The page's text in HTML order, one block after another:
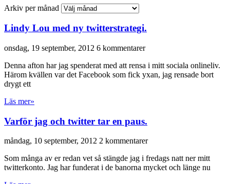
Arkiv per månad
Lindy Lou med ny twitterstrategi.
onsdag, 19 september, 2012 6 kommentarer
Denna afton har jag spenderat med att rensa i mitt sociala onlineliv.
Härom kvällen var det Facebook som fick yxan, jag rensade bort
drygt ett
Läs mer»
Varför jag och twitter tar en paus.
måndag, 10 september, 2012 2 kommentarer
Som många av er redan vet så stängde jag i fredags natt ner mitt
twitterkonto. Jag har funderat i de banorna mycket och länge nu